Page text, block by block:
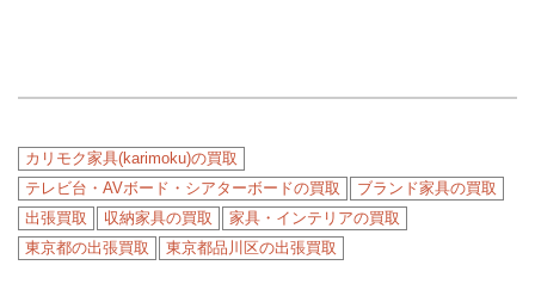
カリモク家具(karimoku)の買取
テレビ台・AVボード・シアターボードの買取
ブランド家具の買取
出張買取
収納家具の買取
家具・インテリアの買取
東京都の出張買取
東京都品川区の出張買取